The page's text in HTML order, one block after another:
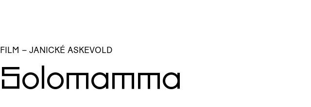
FILM – JANICKÉ ASKEVOLD
Solomamma